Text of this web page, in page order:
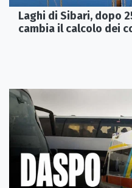
Laghi di Sibari, dopo
cambia il calcolo dei